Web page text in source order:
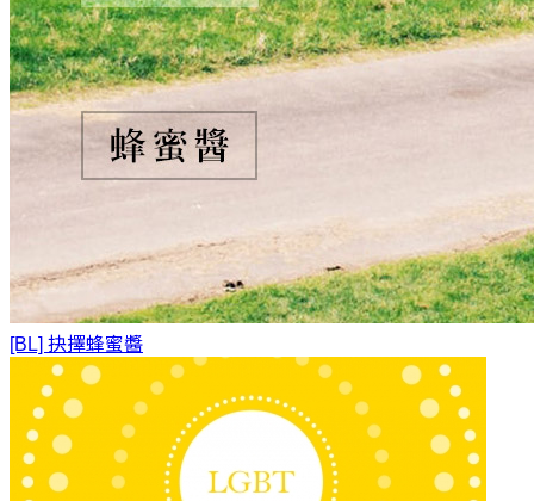
[BL] 抉擇蜂蜜醬